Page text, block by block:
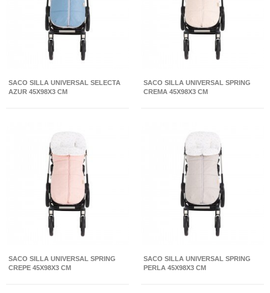
SACO SILLA UNIVERSAL SELECTA
AZUR 45X98X3 CM
SACO SILLA UNIVERSAL SPRING
CREMA 45X98X3 CM
SACO SILLA UNIVERSAL SPRING
CREPE 45X98X3 CM
SACO SILLA UNIVERSAL SPRING
PERLA 45X98X3 CM